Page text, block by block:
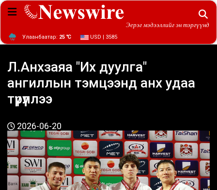
Эерэг мэдээллийг эн тэргүүнд
Улаанбаатар: 25 ℃ USD | 3585
Л.Анхзаяа "Их дуулга"
ангиллын тэмцээнд анх удаа
түрүүллээ
2026-06-20